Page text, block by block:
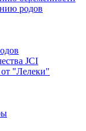
родов
JCI
"Лелеки"